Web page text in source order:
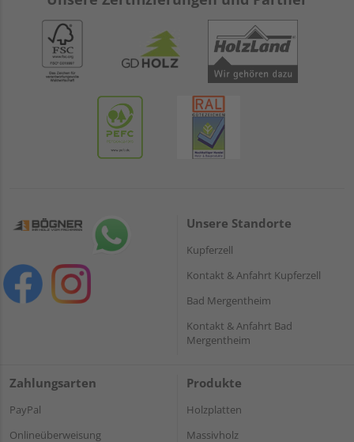
Unsere Standorte
Kupferzell
Kontakt & Anfahrt Kupferzell
Bad Mergentheim
Kontakt & Anfahrt Bad
Mergentheim
Zahlungsarten
PayPal
Onlineüberweisung
Produkte
Holzplatten
Massivholz